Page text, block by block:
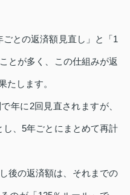
との返済額見直し」と「1
とが多く、この仕組みが返
たします。
年に2回見直されますが、
、5年ごとにまとめて再計
後の返済額は、それまでの